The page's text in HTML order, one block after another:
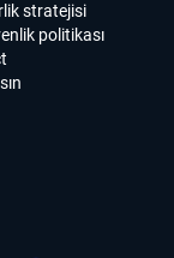
stratejisi
politikası